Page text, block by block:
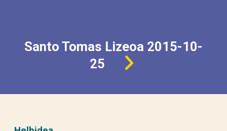
Santo Tomas Lizeoa 2015-10-
25